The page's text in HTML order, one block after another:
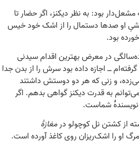
بود: به نظر دیکنز، اگر حضار تا
او صدها دستمال را از اشک خود خیس
بود.
در معرض بهترین اقدام سیدنی
ــ اجازه داده بود سرش را از بدن جدا
و زنی که هر دو دوستش داشتند
می‌توانم به قدرت دیکنز گواهی بدهم. اگر
نویسندۀ شماست.
از کشتن نل کوچولو در مغازۀ
او را اشک‌ریزان روی کاغذ آورده است.